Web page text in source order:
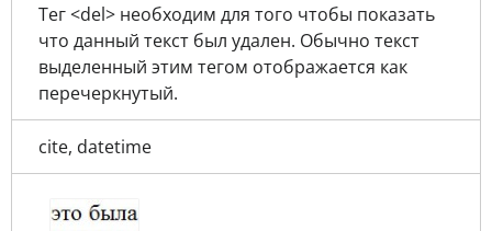
Тег <del> необходим для того чтобы показать
что данный текст был удален. Обычно текст
выделенный этим тегом отображается как
перечеркнутый.
cite, datetime